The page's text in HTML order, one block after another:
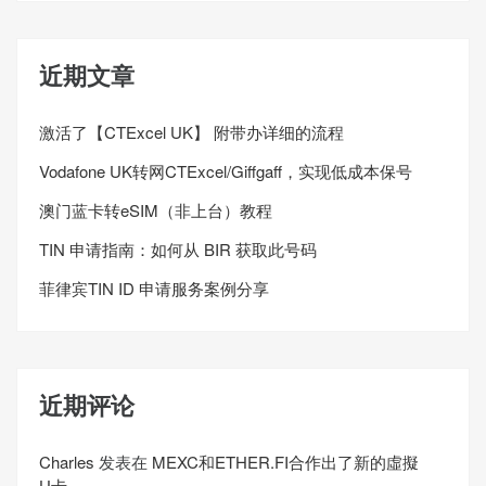
近期文章
激活了【CTExcel UK】 附带办详细的流程
Vodafone UK转网CTExcel/Giffgaff，实现低成本保号
澳门蓝卡转eSIM（非上台）教程
TIN 申请指南：如何从 BIR 获取此号码
菲律宾TIN ID 申请服务案例分享
近期评论
Charles 发表在 MEXC和ETHER.FI合作出了新的虛擬